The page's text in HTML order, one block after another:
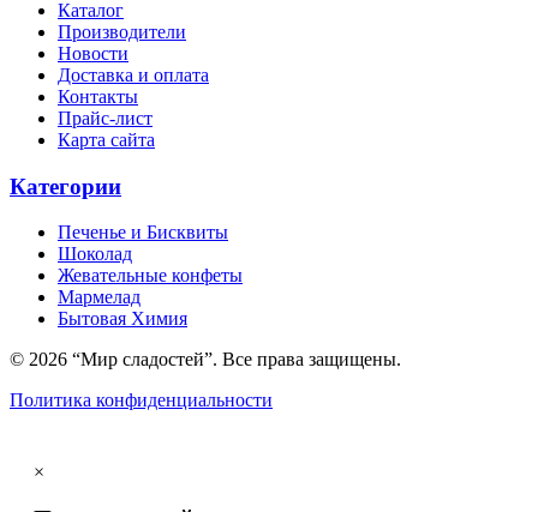
Каталог
Производители
Новости
Доставка и оплата
Контакты
Прайс-лист
Карта сайта
Категории
Печенье и Бисквиты
Шоколад
Жевательные конфеты
Мармелад
Бытовая Химия
© 2026 “Мир сладостей”. Все права защищены.
Политика конфиденциальности
×